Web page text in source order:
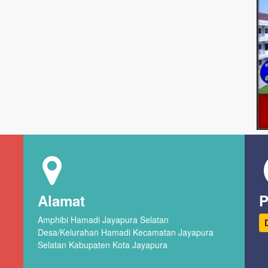
Alamat
Amphibi Hamadi Jayapura Selatan
Desa/Kelurahan Hamadi Kecamatan Jayapura
Selatan Kabupaten Kota Jayapura